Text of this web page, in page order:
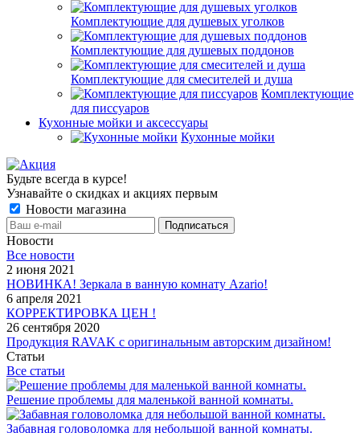
Комплектующие для душевых уголков
Комплектующие для душевых поддонов
Комплектующие для смесителей и душа
Комплектующие
для писсуаров
Кухонные мойки и аксессуары
Кухонные мойки
Будьте всегда в курсе!
Узнавайте о скидках и акциях первым
Новости магазина
Новости
Все новости
2 июня 2021
НОВИНКА! Зеркала в ванную комнату Azario!
6 апреля 2021
КОРРЕКТИРОВКА ЦЕН !
26 сентября 2020
Продукция RAVAK с оригинальным авторским дизайном!
Статьи
Все статьи
Решение проблемы для маленькой ванной комнаты.
Забавная головоломка для небольшой ванной комнаты.